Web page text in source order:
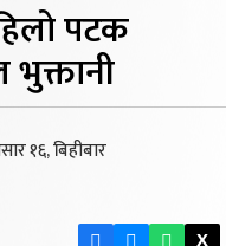
पटक
भुक्तानी
१६, बिहीबार